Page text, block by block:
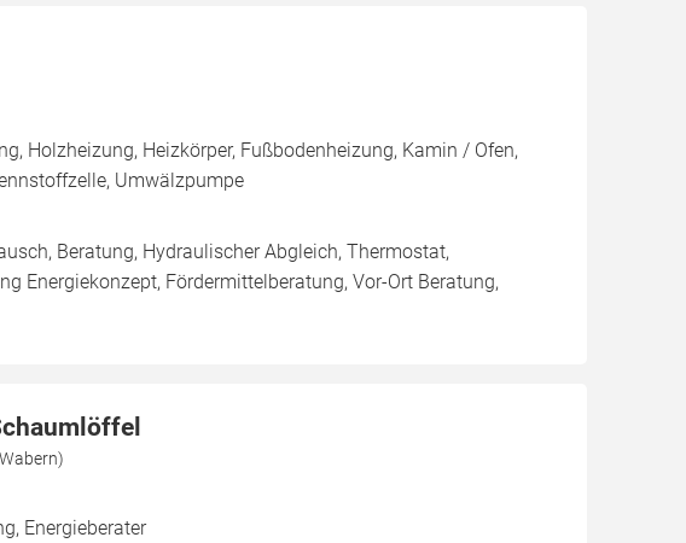
Holzheizung, Heizkörper, Fußbodenheizung, Kamin / Ofen,
Umwälzpumpe
Beratung, Hydraulischer Abgleich, Thermostat,
Energiekonzept, Fördermittelberatung, Vor-Ort Beratung,
Energieberater